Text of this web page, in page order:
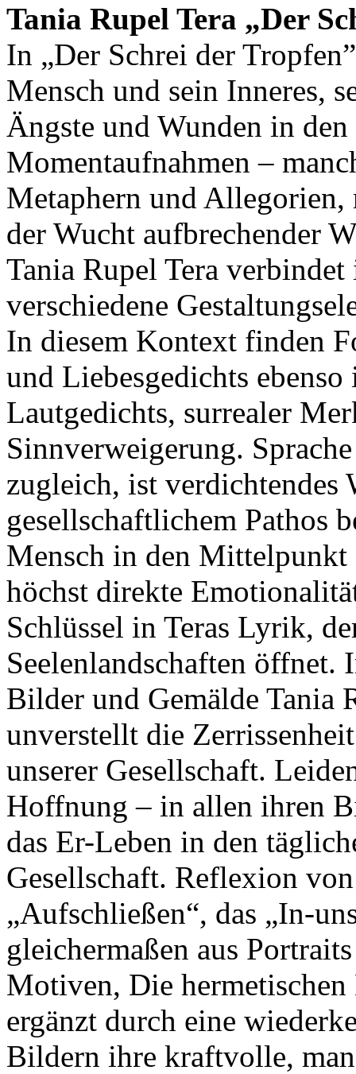
Tania Rupel Tera „Der
In „Der Schrei der
Mensch und sein Inneres,
Ängste und Wunden in
Momentaufnahmen –
Metaphern und Allegorien,
der Wucht aufbrechender
Tania Rupel Tera
verschiedene
In diesem Kontext finden
und Liebesgedichts
Lautgedichts, surrealer
Sinnverweigerung.
zugleich, ist verdichtendes
gesellschaftlichem Pathos
Mensch in den Mittelpunkt
höchst direkte
Schlüssel in Teras Lyrik,
Seelenlandschaften öffnet.
Bilder und Gemälde Tania
unverstellt die
unserer Gesellschaft.
Hoffnung – in allen ihren
das Er-Leben in den
Gesellschaft. Reflexion
„Aufschließen“, das „In-
gleichermaßen aus
Motiven, Die
ergänzt durch eine
Bildern ihre kraftvolle,